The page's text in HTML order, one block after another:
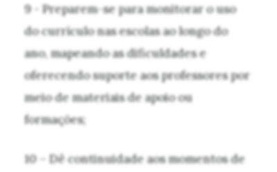
9 - Preparem-se para monitorar o uso
do currículo nas escolas ao longo do
ano, mapeando as dificuldades e
oferecendo suporte aos professores por
meio de materiais de apoio ou
formações;
10 – Dê continuidade aos momentos de